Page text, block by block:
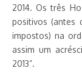
2014. Os três
positivos (antes
impostos) na
assim um
2013”.